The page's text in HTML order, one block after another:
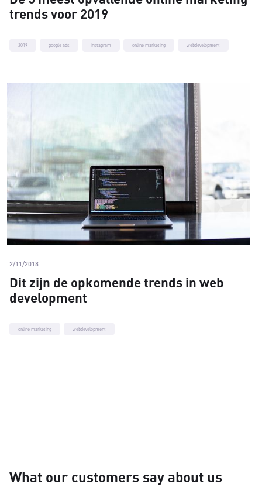
2019 google ads instagram online marketing webdevelopment
trends voor 2019
online marketing webdevelopment
2/11/2018
Dit zijn de opkomende trends in web
development
What our customers say about us